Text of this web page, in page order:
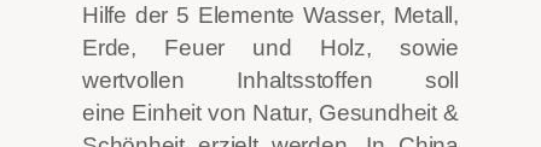
Hilfe der 5 Elemente Wasser, Metall,
Erde, Feuer und Holz, sowie
wertvollen Inhaltsstoffen soll
eine Einheit von Natur, Gesundheit &